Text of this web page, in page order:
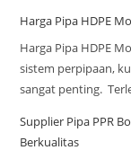
Harga Pipa HDPE
Harga Pipa HDPE
sistem perpipaan,
sangat penting.
Supplier Pipa PPR
Berkualitas